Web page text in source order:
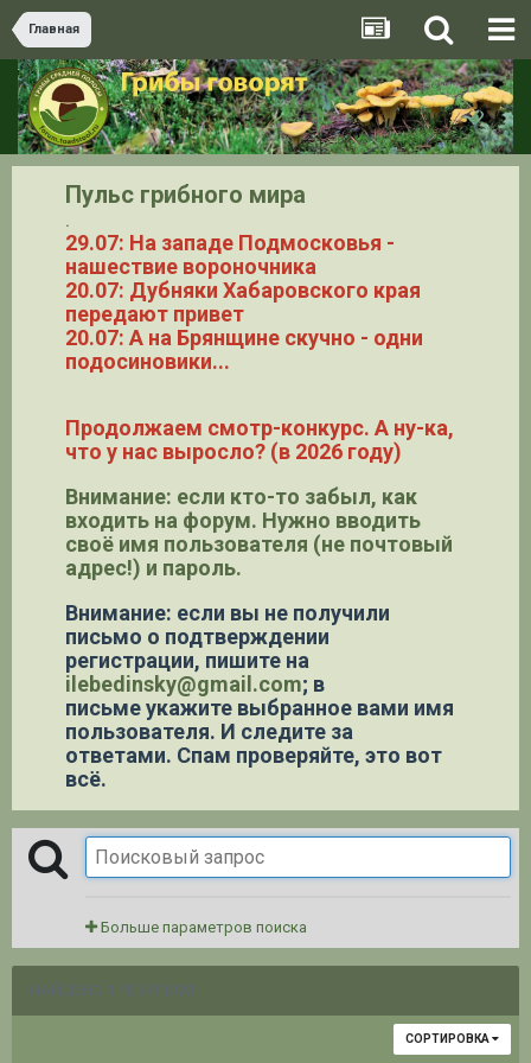
Главная
Пульс грибного мира
.
29.07: На западе Подмосковья -
нашествие вороночника
20.07: Дубняки Хабаровского края
передают привет
20.07: А на Брянщине скучно - одни
подосиновики...
Продолжаем смотр-конкурс. А ну-ка,
что у нас выросло? (в 2026 году)
Внимание: если кто-то забыл, как
входить на форум. Нужно вводить
своё имя пользователя (не почтовый
адрес!) и пароль.
Внимание: если вы не получили
письмо о подтверждении
регистрации, пишите на
ilebedinsky@gmail.com; в
письме укажите выбранное вами имя
пользователя. И следите за
ответами. Спам проверяйте, это вот
всё.
Больше параметров поиска
НАЙДЕНО 1 РЕЗУЛЬТАТ
СОРТИРОВКА